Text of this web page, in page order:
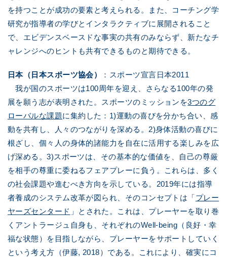
を持つことが成功の要素と考えられる。また、コーチング学
研究が指導者の学びとインタラクティブに展開されること
で、エビデンスベースドな事実の共有のみならず、新たなチ
ャレンジへのヒントも共有できるものと期待できる。
日本（日本スポーツ協会）
：スポーツ宣言日本2011
我が国のスポーツは100周年を迎え、さらなる100年の発
展を願う志が表明された。スポーツのミッションを3つのグ
ローバルな課題に集約した：1)運動の喜びを分かち合い、感
動を共有し、人々のつながりを深める。2)身体活動の喜びに
根ざし、個々人の身体的諸能力を自在に活用する楽しみを広
げ深める。3)スポーツは、その基本的な価値を、自己の尊厳
を相手の尊重に委ねるフェアプレーに負う。これらは、多く
の社会課題や進むべき方向を示している。2019年には指導
者養成のシステム改革が図られ、そのコンセプトは「プレー
ヤーズセンタード 」とされた。これは、プレーヤーを取り巻
くアントラージュ自身も、それぞれのWell-being（良好・幸
福な状態）を目指しながら、プレーヤーをサポートしていく
という考え方（伊藤, 2018）である。これにより、確実にコ